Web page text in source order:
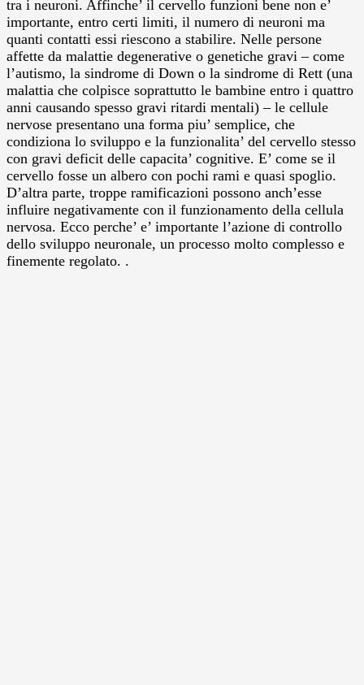
tra i neuroni. Affinche’ il cervello funzioni bene non e’
importante, entro certi limiti, il numero di neuroni ma
quanti contatti essi riescono a stabilire. Nelle persone
affette da malattie degenerative o genetiche gravi – come
l’autismo, la sindrome di Down o la sindrome di Rett (una
malattia che colpisce soprattutto le bambine entro i quattro
anni causando spesso gravi ritardi mentali) – le cellule
nervose presentano una forma piu’ semplice, che
condiziona lo sviluppo e la funzionalita’ del cervello stesso
con gravi deficit delle capacita’ cognitive. E’ come se il
cervello fosse un albero con pochi rami e quasi spoglio.
D’altra parte, troppe ramificazioni possono anch’esse
influire negativamente con il funzionamento della cellula
nervosa. Ecco perche’ e’ importante l’azione di controllo
dello sviluppo neuronale, un processo molto complesso e
finemente regolato. .